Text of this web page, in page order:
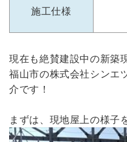
施工仕様
現在も絶賛建設中の新築
福山市の株式会社シンエ
介です！
まずは、現地屋上の様子